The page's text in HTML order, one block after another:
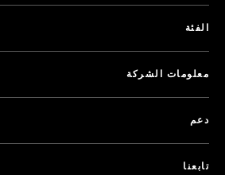
الفئة
معلومات الشركة
دعم
تابعنا